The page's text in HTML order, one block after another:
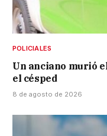
POLICIALES
Un anciano murió
el césped
8 de agosto de 2026